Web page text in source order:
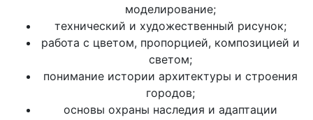
моделирование;
технический и художественный рисунок;
работа с цветом, пропорцией, композицией и
светом;
понимание истории архитектуры и строения
городов;
основы охраны наследия и адаптации